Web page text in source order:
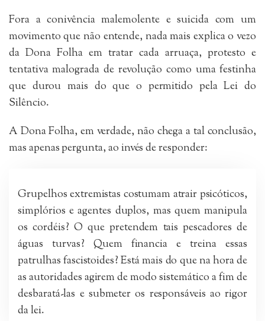
Fora a conivência malemolente e suicida com um
movimento que não entende, nada mais explica o vezo
da Dona Folha em tratar cada arruaça, protesto e
tentativa malograda de revolução como uma festinha
que durou mais do que o permitido pela Lei do
Silêncio.
A Dona Folha, em verdade, não chega a tal conclusão,
mas apenas pergunta, ao invés de responder:
Grupelhos extremistas costumam atrair psicóticos,
simplórios e agentes duplos, mas quem manipula
os cordéis? O que pretendem tais pescadores de
águas turvas? Quem financia e treina essas
patrulhas fascistoides? Está mais do que na hora de
as autoridades agirem de modo sistemático a fim de
desbaratá-las e submeter os responsáveis ao rigor
da lei.